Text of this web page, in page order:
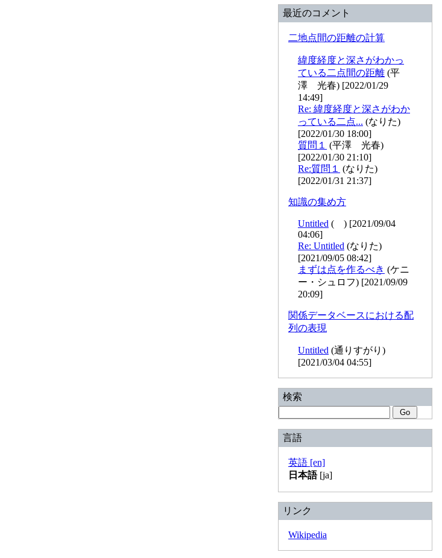
最近のコメント
二地点間の距離の計算
緯度経度と深さがわかっ
ている二点間の距離 (平
澤 光春) [2022/01/29
14:49]
Re: 緯度経度と深さがわか
っている二点... (なりた)
[2022/01/30 18:00]
質問１
(平澤 光春)
[2022/01/30 21:10]
Re:質問１
(なりた)
[2022/01/31 21:37]
知識の集め方
Untitled ( ) [2021/09/04
04:06]
Re: Untitled (なりた)
[2021/09/05 08:42]
まずは点を作るべき (ケニ
ー・シュロフ) [2021/09/09
20:09]
関係データベースにおける配
列の表現
Untitled (通りすがり)
[2021/03/04 04:55]
検索
言語
英語 [en]
日本語[ja]
リンク
Wikipedia